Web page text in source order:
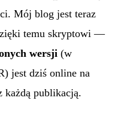
Mój blog jest teraz
temu skryptowi —
wersji (w
jest dziś online na
każdą publikacją.